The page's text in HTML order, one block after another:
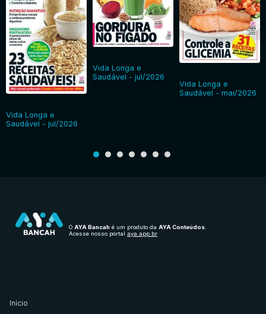
Vida Longa e
Saudável - jul/2026
Vida Longa e
Saudável - jul/2026
Vida Longa e
Saudável - mai/2026
O AYA Bancah é um produto da AYA Conteúdos
Acesse nosso portal aya.app.br
Início